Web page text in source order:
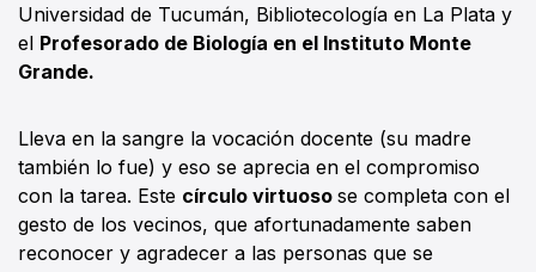
Universidad de Tucumán, Bibliotecología en La Plata y
el Profesorado de Biología en el Instituto Monte
Grande.
Lleva en la sangre la vocación docente (su madre
también lo fue) y eso se aprecia en el compromiso
con la tarea. Este círculo virtuoso se completa con el
gesto de los vecinos, que afortunadamente saben
reconocer y agradecer a las personas que se